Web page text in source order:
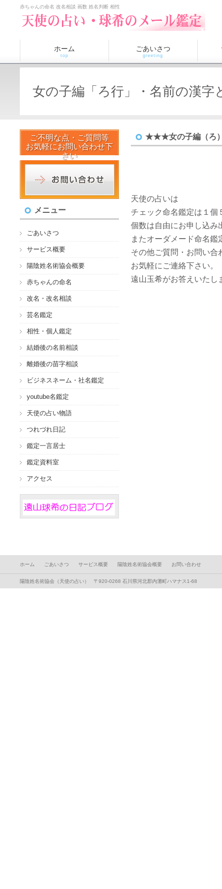
赤ちゃんの命名 改名相談 画数 姓名判断 相性
ホーム
top
ごあいさつ
greeting
女の子編「ろ行」・名前の漢字
ご不明な点・ご質問等
お気軽にお問い合わせ下
さい
メニュー
ごあいさつ
サービス概要
陽陰姓名術協会概要
赤ちゃんの命名
改名・改名相談
芸名鑑定
相性・個人鑑定
結婚後の名前相談
離婚後の苗字相談
ビジネスネーム・社名鑑定
youtube名鑑定
天使の占い物語
つれづれ日記
鑑定一言居士
鑑定資料室
アクセス
★★★女の子編（
天使の占いは
チェック命名鑑定は１個
個数は自由にお申し込み
またオーダメード命名
その他ご質問・お問い合
お気軽にご連絡下さい。
遠山玉希がお答えいたし
ホーム ごあいさつ サービス概要 陽陰姓名術協会概要 お問い合わせ
陽陰姓名術協会（天使の占い） 〒920-0268 石川県河北郡内灘町ハマナス1-68